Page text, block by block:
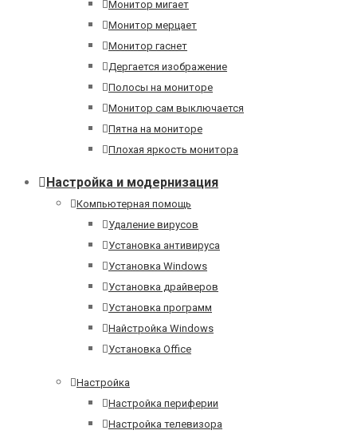
Монитор мигает
Монитор мерцает
Монитор гаснет
Дергается изображение
Полосы на мониторе
Монитор сам выключается
Пятна на мониторе
Плохая яркость монитора
Настройка и модернизация
Компьютерная помощь
Удаление вирусов
Установка антивируса
Установка Windows
Установка драйверов
Установка программ
Найстройка Windows
Установка Office
Настройка
Настройка периферии
Настройка телевизора